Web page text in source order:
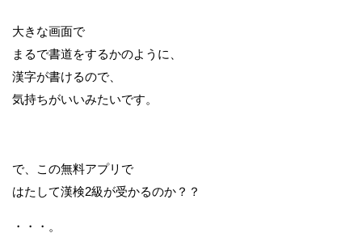
大きな画面で
まるで書道をするかのように、
漢字が書けるので、
気持ちがいいみたいです。
で、この無料アプリで
はたして漢検2級が受かるのか？？
・・・。